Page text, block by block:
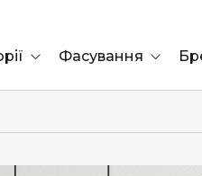
Фасування